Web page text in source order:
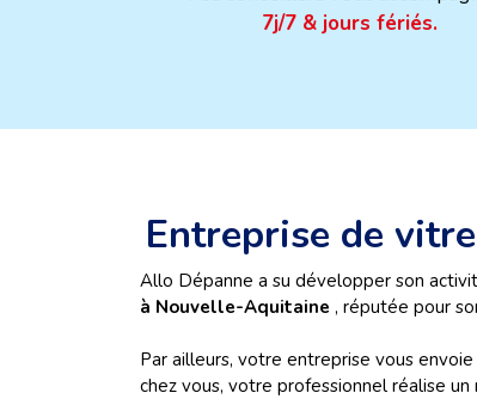
7j/7 & jours fériés.
Entreprise de
Allo Dépanne a su développer son
à Nouvelle-Aquitaine , réputée pour
Par ailleurs, votre entreprise vous envoie
chez vous, votre professionnel réalise